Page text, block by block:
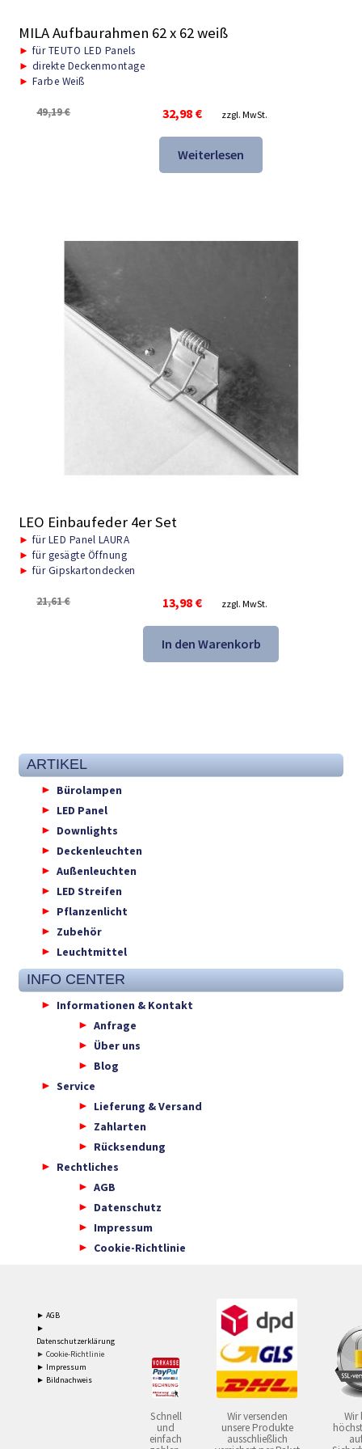
MILA Aufbaurahmen 62 x 62 weiß
► für TEUTO LED Panels
► direkte Deckenmontage
► Farbe Weiß
49,19€
Ursprünglicher
Preis
49,19 €
32,98 €
Aktueller
Preis
ist:
32,98 €.
zzgl. MwSt.
Weiterlesen
LEO Einbaufeder 4er Set
► für LED Panel LAURA
► für gesägte Öffnung
► für Gipskartondecken
21,61€
Ursprünglicher
Preis
war:
21,61 €
13,98 €
Aktueller
Preis
ist:
13,98 €.
zzgl. MwSt.
In den Warenkorb
ARTIKEL
Bürolampen
LED Panel
Downlights
Deckenleuchten
Außenleuchten
LED Streifen
Pflanzenlicht
Zubehör
Leuchtmittel
INFO CENTER
Informationen & Kontakt
Anfrage
Über uns
Blog
Service
Lieferung & Versand
Zahlarten
Rücksendung
Rechtliches
AGB
Datenschutz
Impressum
Cookie-Richtlinie
► AGB
►
Datenschutzerklärung
► Cookie-Richtlinie
► Impressum
► Bildnachweis
Schnell
und
einfach
Wir versenden
unsere Produkte
ausschließlich
Wir